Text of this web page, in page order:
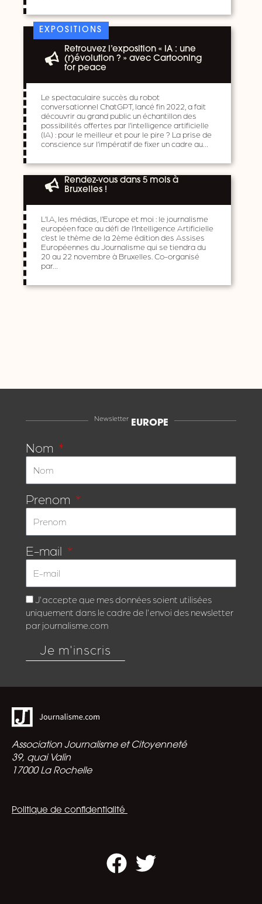
EXPOSITIONS
Retrouvez l’exposition « IA : une
(r)évolution ? » avec Cartooning
for peace
Le spectaculaire succès du robot
conversationnel ChatGPT, lancé fin 2022, a fait
découvrir au grand public un échantillon des
possibilités offertes par l’intelligence artificielle
(IA) : pour le meilleur et pour le pire ? La prise de
conscience sur l’impératif de fixer un cadre au…
Rendez-vous dans 5 mois à
Bruxelles !
L’I.A, les médias, l’Europe et moi : le journalisme
européen face au défi de l’Intelligence Artificielle
c’est le thème de la 2ème édition des Assises
Européennes du Journalisme qui se tiendra du
20 au 22 novembre à Bruxelles. Co-organisé
par…
Newsletter
EUROPE
Nom
Prenom
E-mail
J'accepte que mes données soient utilisées
uniquement dans le cadre de l'envoi des newsletter
par journalisme.com
Je m'inscris
Association Journalisme et Citoyenneté
39, quai Valin
17000 La Rochelle
Politique de confidentialité
Facebook
Twitter